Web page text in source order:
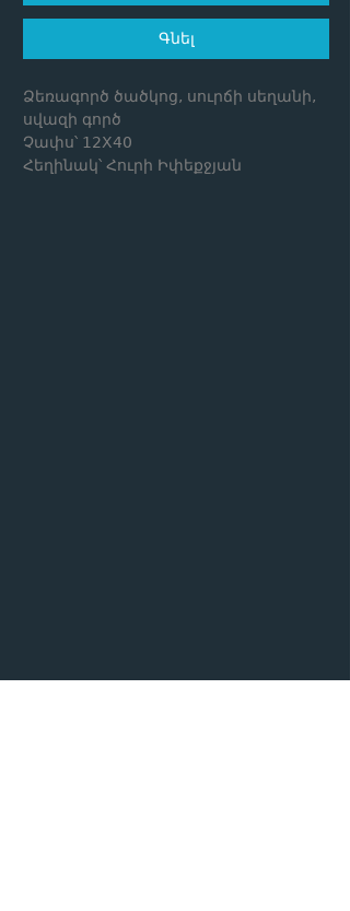
Գնել
Ձեռագործ ծածկոց, սուրճի սեղանի,
սվազի գործ
Չափս՝ 12X40
Հեղինակ՝ Հուրի Իփեքջյան